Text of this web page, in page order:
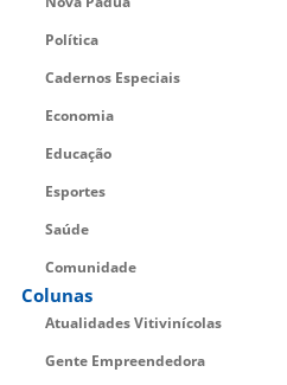
Política
Cadernos Especiais
Economia
Educação
Esportes
Saúde
Comunidade
Colunas
Atualidades Vitivinícolas
Gente Empreendedora